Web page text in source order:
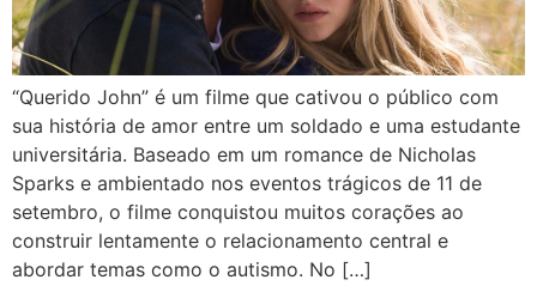
“Querido John” é um filme que cativou o público com
sua história de amor entre um soldado e uma estudante
universitária. Baseado em um romance de Nicholas
Sparks e ambientado nos eventos trágicos de 11 de
setembro, o filme conquistou muitos corações ao
construir lentamente o relacionamento central e
abordar temas como o autismo. No […]